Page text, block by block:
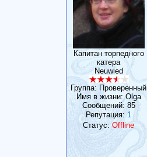
Капитан торпедного
катера
Neuwied
Группа: Проверенный
Имя в жизни: Olga
Сообщений: 85
Репутация: 1
Статус: Offline